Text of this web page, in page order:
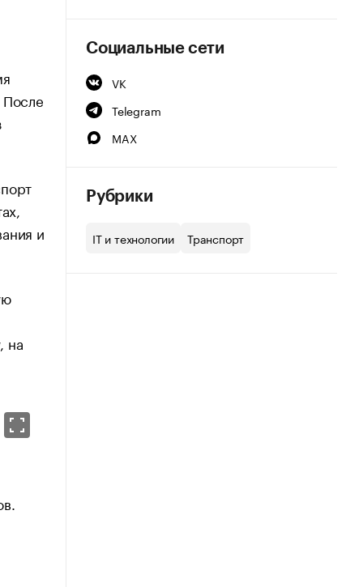
и
на
Социальные сети
VK
Telegram
MAX
Рубрики
IT и технологии Транспорт